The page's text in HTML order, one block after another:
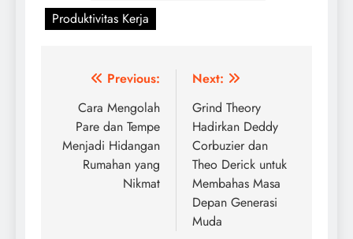
Produktivitas Kerja
Post
navigation
Previous:
Cara Mengolah
Pare dan Tempe
Menjadi Hidangan
Rumahan yang
Nikmat
Next:
Grind Theory
Hadirkan Deddy
Corbuzier dan
Theo Derick untuk
Membahas Masa
Depan Generasi
Muda